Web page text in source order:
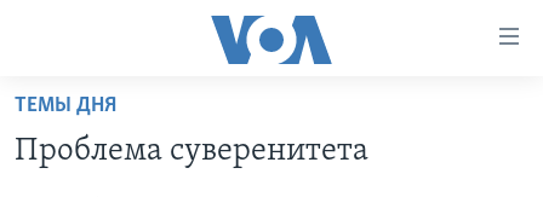
Перейти
основной
ГЛАВНОЕ
ПРОГРАММЫ
ТЕМЫ ДНЯ
Проблема суверенитета